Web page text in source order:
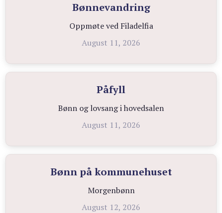
Bønnevandring
Oppmøte ved Filadelfia
August 11, 2026
Påfyll
Bønn og lovsang i hovedsalen
August 11, 2026
Bønn på kommunehuset
Morgenbønn
August 12, 2026